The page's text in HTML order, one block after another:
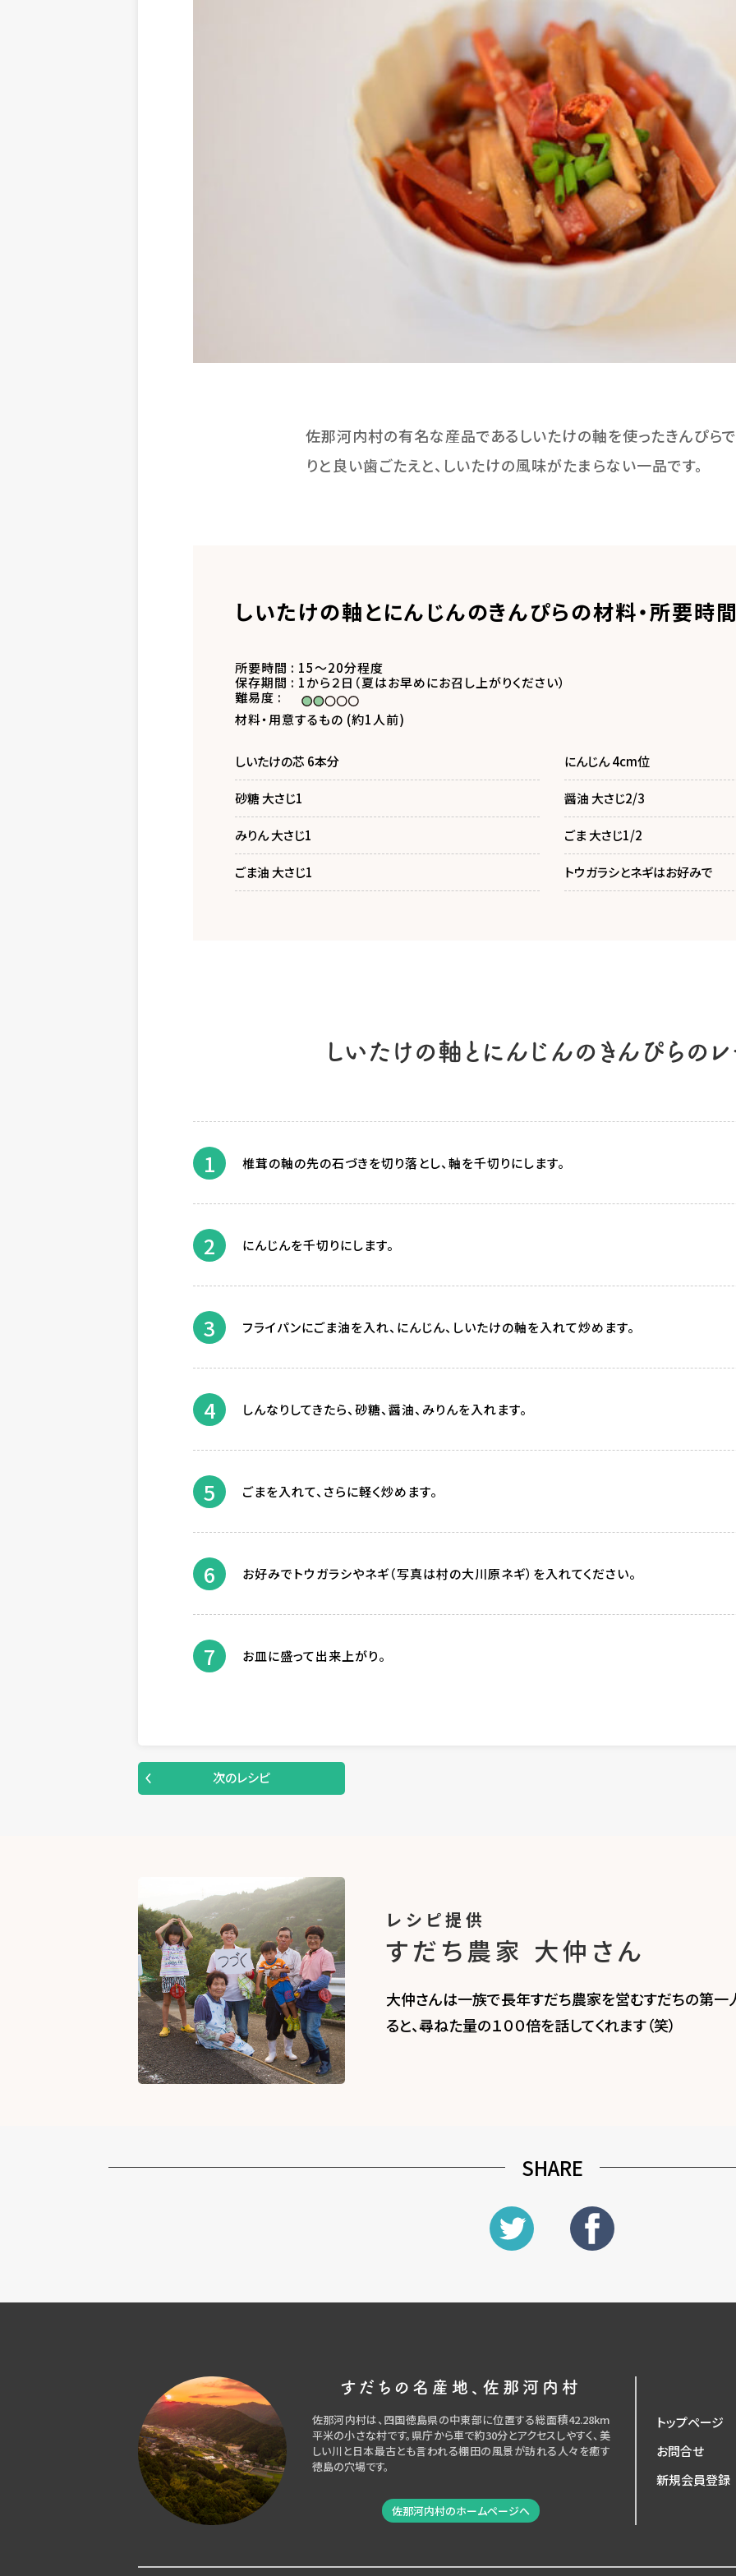
佐那河内村の有名な産品であるしいたけの軸を使ったきんぴらで
りと良い歯ごたえと、しいたけの風味がたまらない一品です。
しいたけの軸とにんじんのきんぴらの材料・所要時
所要時間 : 15～20分程度
保存期間 : 1から２日（夏はお早めにお召し上がりください）
難易度 :
材料・用意するもの (約1人前)
しいたけの芯 6本分 にんじん 4cm位
砂糖 大さじ1 醤油 大さじ2/3
みりん 大さじ1 ごま 大さじ1/2
ごま油 大さじ1 トウガラシとネギはお好みで
しいたけの軸とにんじんのきんぴらの
1 椎茸の軸の先の石づきを切り落とし、軸を千切りにします。
2 にんじんを千切りにします。
3 フライパンにごま油を入れ、にんじん、しいたけの軸を入れて炒めます。
4 しんなりしてきたら、砂糖、醤油、みりんを入れます。
5 ごまを入れて、さらに軽く炒めます。
6 お好みでトウガラシやネギ（写真は村の大川原ネギ）を入れてください。
7 お皿に盛って出来上がり。
次のレシピ
レシピ提供
すだち農家 大仲さん
大仲さんは一族で長年すだち農家を営むすだちの第一
ると、尋ねた量の１００倍を話してくれます（笑）
SHARE
すだちの名産地、佐那河内村
佐那河内村は、四国徳島県の中東部に位置する総面積42.28km
平米の小さな村です。県庁から車で約30分とアクセスしやすく、美
しい川と日本最古とも言われる棚田の風景が訪れる人々を癒す
徳島の穴場です。
佐那河内村のホームページへ
トップページ
お問合せ
新規会員登録